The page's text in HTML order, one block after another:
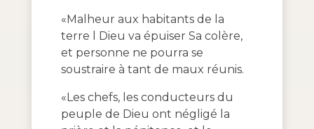
«Malheur aux habitants de la
terre l Dieu va épuiser Sa colère,
et personne ne pourra se
soustraire à tant de maux réunis.
«Les chefs, les conducteurs du
peuple de Dieu ont négligé la